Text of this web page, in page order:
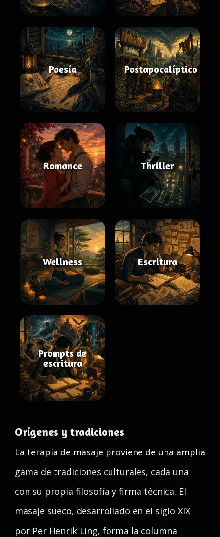
Poesía Postapocalíptico
Romance Thriller
Wellness Escritura
Prompts de
escritura
Orígenes y tradiciones
La terapia de masaje proviene de una amplia
gama de tradiciones culturales, cada una
con su propia filosofía y firma técnica. El
masaje sueco, desarrollado en el siglo XIX
por Per Henrik Ling, forma la columna